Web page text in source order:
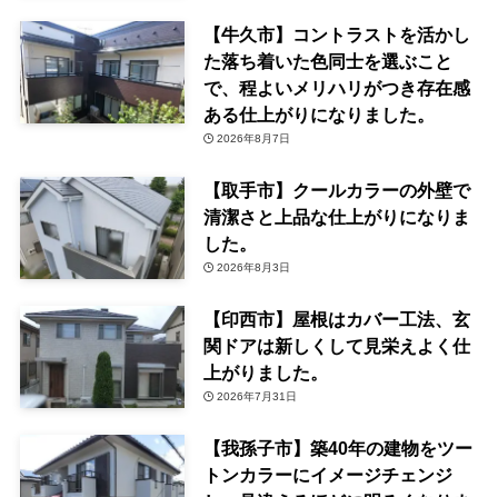
【牛久市】コントラストを活かし
た落ち着いた色同士を選ぶこと
で、程よいメリハリがつき存在感
ある仕上がりになりました。
2026年8月7日
【取手市】クールカラーの外壁で
清潔さと上品な仕上がりになりま
した。
2026年8月3日
【印西市】屋根はカバー工法、玄
関ドアは新しくして見栄えよく仕
上がりました。
2026年7月31日
【我孫子市】築40年の建物をツー
トンカラーにイメージチェンジ